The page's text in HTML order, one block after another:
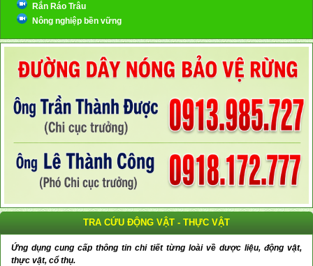
Rắn Ráo Trâu
Nông nghiệp bền vững
TRA CỨU ĐỘNG VẬT - THỰC VẬT
Ứng dụng cung cấp thông tin chi tiết từng loài về dược liệu, động vật,
thực vật, cổ thụ.